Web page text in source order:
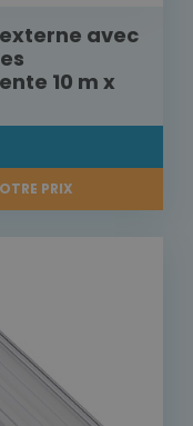
avec
10 m x
PRIX